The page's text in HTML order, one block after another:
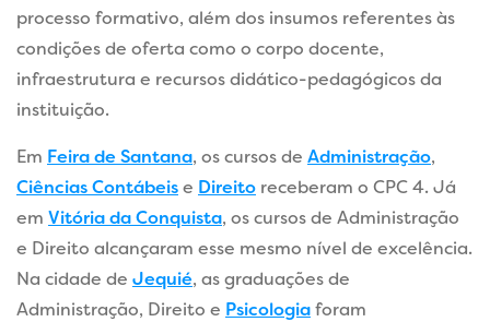
processo formativo, além dos insumos referentes às
condições de oferta como o corpo docente,
infraestrutura e recursos didático-pedagógicos da
instituição.
Em Feira de Santana, os cursos de Administração,
Ciências Contábeise Direito receberam o CPC 4. Já
em Vitória da Conquista, os cursos de Administração
e Direito alcançaram esse mesmo nível de excelência.
Na cidade de Jequié, as graduações de
Administração, Direito e Psicologiaforam